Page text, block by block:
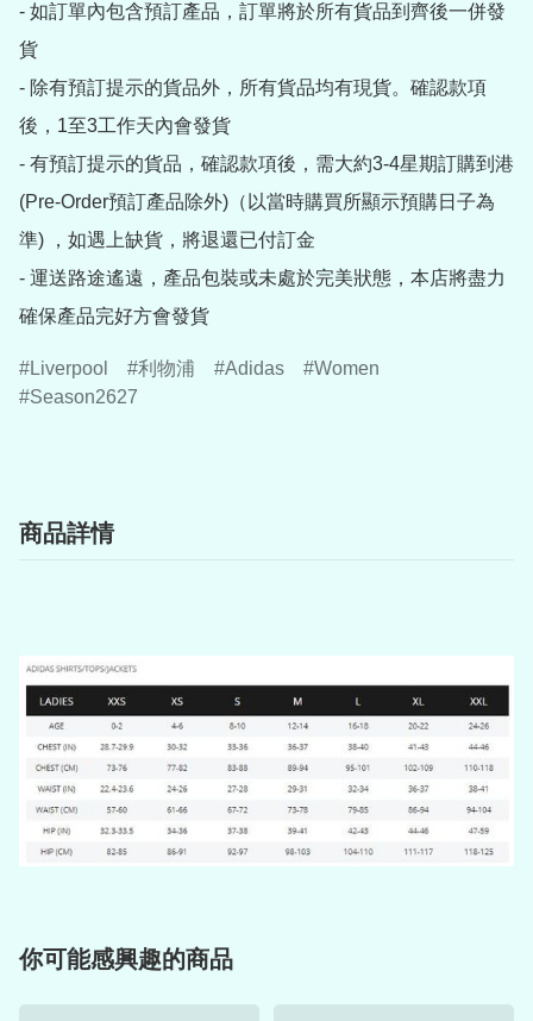
- 如訂單內包含預訂產品，訂單將於所有貨品到齊後一併發
貨
- 除有預訂提示的貨品外，所有貨品均有現貨。確認款項
後，1至3工作天內會發貨
- 有預訂提示的貨品，確認款項後，需大約3-4星期訂購到港
(Pre-Order預訂產品除外)（以當時購買所顯示預購日子為
準) ，如遇上缺貨，將退還已付訂金
- 運送路途遙遠，產品包裝或未處於完美狀態，本店將盡力
確保產品完好方會發貨
Liverpool 利物浦 Adidas
Women
Season2627
商品詳情
你可能感興趣的商品